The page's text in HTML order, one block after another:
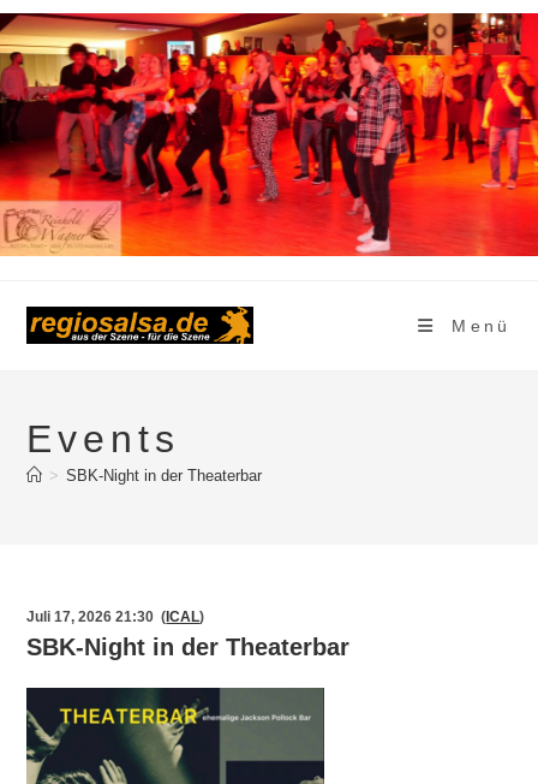
Zum
Inhalt
springen
Menü
Events
> SBK-Night in der Theaterbar
Juli 17, 2026 21:30 (ICAL)
SBK-Night in der Theaterbar